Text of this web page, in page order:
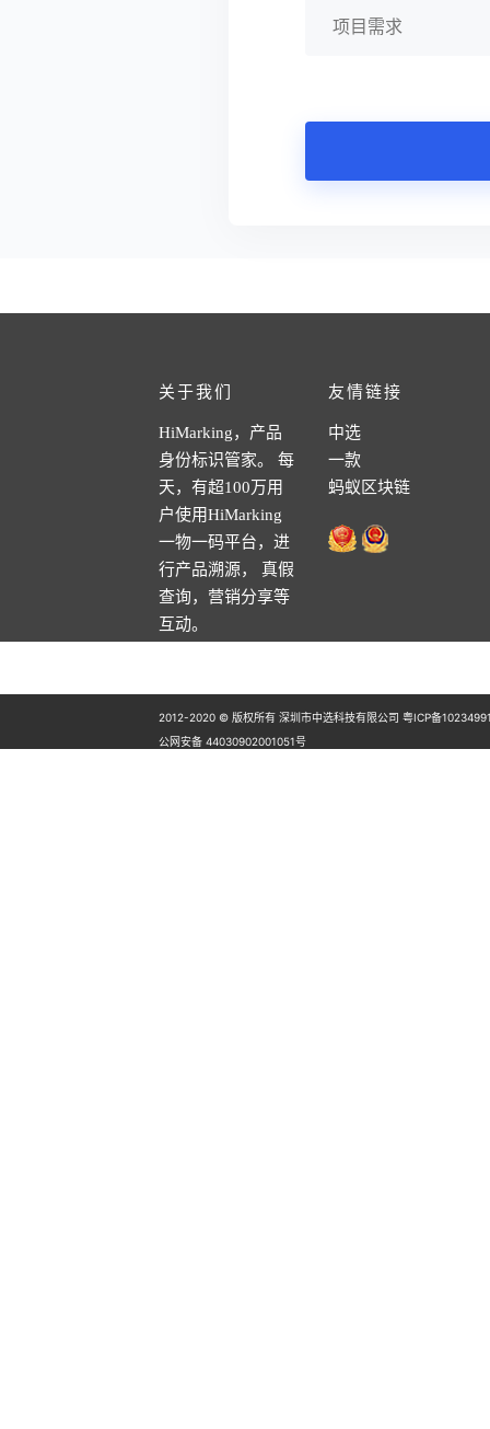
关于我们
HiMarking，产品
身份标识管家。 每
天，有超100万用
户使用HiMarking
一物一码平台，进
行产品溯源， 真假
查询，营销分享等
互动。
友情链接
中选
一款
蚂蚁区块链
2012-2020 © 版权所有 深圳市中选科技有限公司 粤ICP备
公网安备 44030902001051号